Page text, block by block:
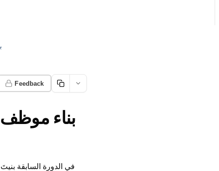
Feedback
بناء موظف
في الدورة السابقة